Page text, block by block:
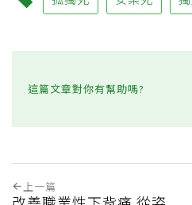
這篇文章對你有幫助嗎?
上一篇